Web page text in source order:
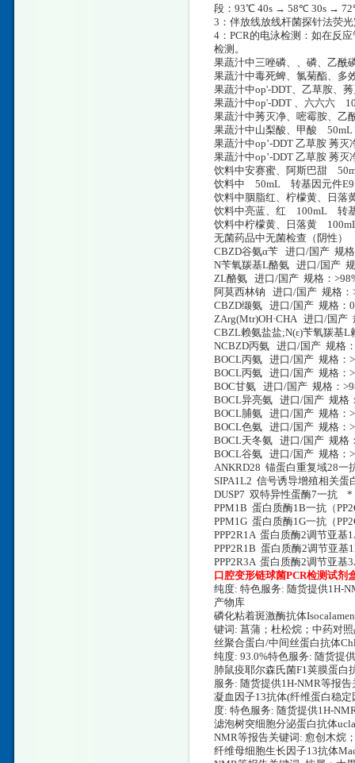
段：93℃ 40s → 58℃ 30s →
3：伴放线放线杆菌探针法荧
4：PCR的电泳检测：如在反
检测。
果蔬汁中三唑磷、、磷、乙
果蔬汁中毒死蜱、氯菊酯、
果蔬汁中op'-DDT、乙草胺、
果蔬汁中op'-DDT 、六六六
果蔬汁中莠灭净、嘧霉胺、
果蔬汁中山梨酸、甲酸
果蔬汁中op’-DDT 乙草胺 莠
果蔬汁中op’-DDT 乙草胺 莠
饮料中安赛蜜、阿斯巴甜
饮料中 50mL 转基因元件
饮料中胭脂红、柠檬黄、日
饮料中亮蓝、红 100mL 转基
饮料中柠檬黄、日落黄
无菌药品中无菌检查（阴性
CBZD谷氨α苄 进口/国产 规格
N苄氧羰基L酪氨 进口/国产
ZL酪氨 进口/国产 规格：
阿莫西林钠 进口/国产 规格：
CBZD缬氨 进口/国产 规格：
ZArg(Mtr)OH·CHA 进口/国产
CBZL赖氨盐盐;N(ε)苄氧羰基
NCBZD丙氨 进口/国产 规格
BOCL丙氨 进口/国产 规格：
BOCL丙氨 进口/国产 规格：
BOC甘氨 进口/国产 规格：
BOCL异亮氨 进口/国产 规格
BOCL脯氨 进口/国产 规格：
BOCL色氨 进口/国产 规格：
BOCL天冬氨 进口/国产 规格
BOCL谷氨 进口/国产 规格：
ANKRD28 锚蛋白重复域28一
SIPA1L2 信号诱导增殖相关蛋
DUSP7 双特异性蛋酶7一抗 *
PPM1B 蛋白质酶1B一抗（
PPM1G 蛋白质酶1G一抗（
PPP2R1A 蛋白质酶2调节亚基
PPP2R1B 蛋白质酶2调节亚
PPP2R3A 蛋白质酶2调节亚
口腔变形链球菌PCR检测试剂
纯度: 特色服务: 随货提供1H-
产物库
磷化粘着斑激酶抗体
键词: 菖蒲；杜松烷；中药对
丝聚合蛋白/中间丝蛋白抗体
纯度: 93.0%特色服务: 随货提
肺鼠疫耶尔森氏菌F1荚膜蛋白
服务: 随货提供1H-NMR等报
凝血因子13抗体(纤维蛋白稳定
度: 特色服务: 随货提供1H-
滤泡树突细胞分泌蛋白抗体
NMR等报告关键词: 愈创木烷
纤维母细胞生长因子13抗体